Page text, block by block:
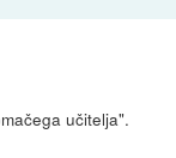
učitelja".